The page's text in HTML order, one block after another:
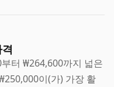
터 ₩264,600까지 넓은
이(가) 가장 활